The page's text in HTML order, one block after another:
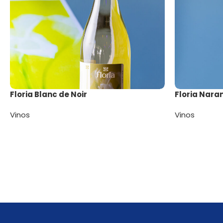
Floria Blanc de Noir
Vinos
Floria
Vinos